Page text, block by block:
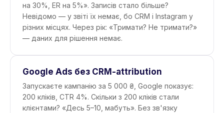
на 30%, ER на 5%». Записів стало більше?
Невідомо — у звіті їх немає, бо CRM і Instagram у
різних місцях. Через рік: «Тримати? Не тримати?»
— даних для рішення немає.
Google Ads без CRM-attribution
Запускаєте кампанію за 5 000 ₴, Google показує:
200 кліків, CTR 4%. Скільки з 200 кліків стали
клієнтами? «Десь 5–10, мабуть». Без зв'язку